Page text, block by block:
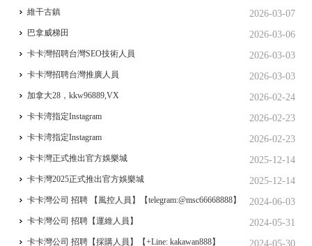
2026-03-07
維干古鎮
2026-03-06
巴拿威梯田
2026-03-03
卡卡灣招聘台灣SEO技術人員
2026-03-03
卡卡灣招聘台灣推廣人員
2026-02-24
加拿大28，kkw96889,VX
2026-02-23
卡卡湾指定Instagram
2026-02-23
卡卡湾指定Instagram
2025-12-14
卡卡灣正式推出官方娛樂城
2025-12-14
卡卡灣2025正式推出官方娛樂城
2024-06-03
卡卡灣公司 招聘 【風控人員】【telegram:@msc66668888】
2024-05-31
卡卡灣公司 招聘【運維人員】
2024-05-30
卡卡灣公司 招聘【採購人員】【+Line: kakawan888】